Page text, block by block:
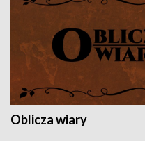
Oblicza wiary